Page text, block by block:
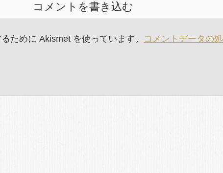
コメントを書き込む
ために Akismet を使っています。 コメントデータの